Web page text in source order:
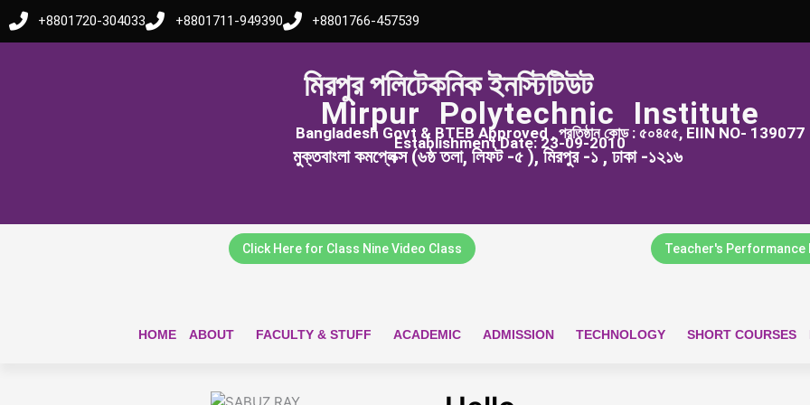
Skip
to
+8801720-304033 +8801711-949390 +8801766-457539
মিরপুর পলিটেকনিক ইনস্টিটিউট
Mirpur Polytechnic Institute
Bangladesh Govt & BTEB Approved , প্রতিষ্ঠান কোড : ৫০৪৫৫, EIIN NO- 139077
Establishment Date: 23-09-2010
মুক্তবাংলা কমপ্লেক্স (৬ষ্ঠ তলা, লিফট -৫ ), মিরপুর -১ , ঢাকা -১২১৬
Click Here for Class Nine Video Class Teacher's Performance
HOME ABOUT FACULTY & STUFF ACADEMIC ADMISSION TECHNOLOGY SHORT COURSES